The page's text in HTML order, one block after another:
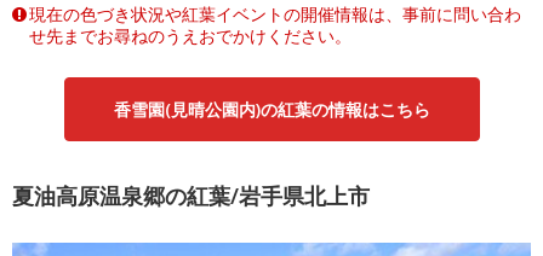
現在の色づき状況や紅葉イベントの開催情報は、事前に問い合わ
せ先までお尋ねのうえおでかけください。
香雪園(見晴公園内)の紅葉の情報はこちら
夏油高原温泉郷の紅葉/岩手県北上市